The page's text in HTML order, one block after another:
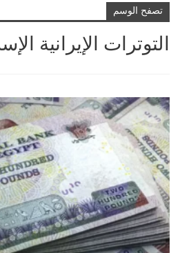
تصفح الوسم
التوترات الإيرانية